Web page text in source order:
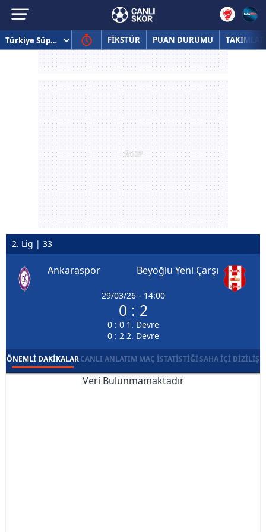
FİKSTÜR PUAN DURUMU TAKIMLAR
2. Lig | 33
Ankaraspor
29/03/26 - 14:00
0 : 2
0 : 0 1. Devre
0 : 2 2. Devre
Beyoğlu Yeni Çarşı
ÖNEMLI DAKIKALARCANLI ANLATIM MAÇ İSTATISTIĞISAHA İÇI DIZILIŞ
Veri Bulunmamaktadır